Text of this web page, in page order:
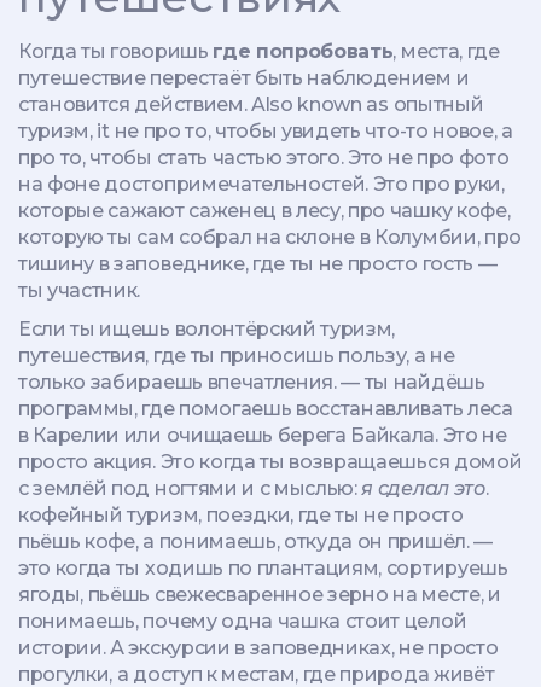
Когда ты говоришь где попробовать, места, где
путешествие перестаёт быть наблюдением и
становится действием. Also known as опытный
туризм, it не про то, чтобы увидеть что-то новое, а
про то, чтобы стать частью этого.Это не про фото
на фоне достопримечательностей. Это про руки,
которые сажают саженец в лесу, про чашку кофе,
которую ты сам собрал на склоне в Колумбии, про
тишину в заповеднике, где ты не просто гость —
ты участник.
Если ты ищешь волонтёрский туризм,
путешествия, где ты приносишь пользу, а не
только забираешь впечатления.— ты найдёшь
программы, где помогаешь восстанавливать леса
в Карелии или очищаешь берега Байкала. Это не
просто акция. Это когда ты возвращаешься домой
с землёй под ногтями и с мыслью:я сделал это.
кофейный туризм, поездки, где ты не просто
пьёшь кофе, а понимаешь, откуда он пришёл.—
это когда ты ходишь по плантациям, сортируешь
ягоды, пьёшь свежесваренное зерно на месте, и
понимаешь, почему одна чашка стоит целой
истории. Аэкскурсии в заповедниках, не просто
прогулки, а доступ к местам, где природа живёт